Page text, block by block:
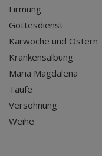
Firmung
Gottesdienst
Karwoche und Ostern
Krankensalbung
Maria Magdalena
Taufe
Versöhnung
Weihe